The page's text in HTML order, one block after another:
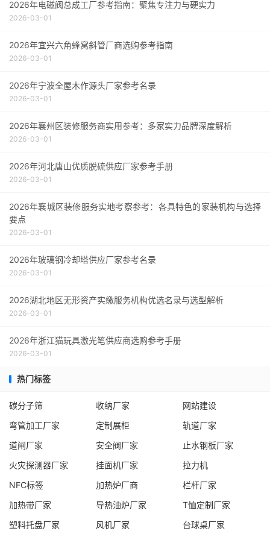
2026年电磁阀总成工厂参考指南：聚焦专注力与硬实力
2026-03-01
2026年宜兴六角蜂窝斜管厂商选购参考指南
2026-03-01
2026年宁波全屋木作源头厂家参考名录
2026-03-01
2026年襄州区装修服务商实用参考：多家实力品牌深度解析
2026-03-01
2026年河北唐山优质脱硫供应厂家参考手册
2026-03-01
2026年襄城区装修服务实地考察参考：各具特色的家装机构与选择
要点
2026-03-01
2026年玻璃钢冷却塔供应厂家参考名录
2026-03-01
2026湖北地区无形资产实缴服务机构优选名录与选型解析
2026-03-01
2026年浙江猫玩具激光笔供应商选购参考手册
2026-03-01
热门标签
碳分子筛 收纳厂家
网站建设
弯管加工厂家
定制展柜
轨道厂家
道闸厂家
安全阀厂家
止水钢板厂家
火灾探测器厂家
挂面机厂家
拉力机
NFC标签
加热炉厂商
栏杆厂家
加热带厂家
导热油炉厂家
T恤定制厂家
塑料托盘厂家
风机厂家
台球桌厂家